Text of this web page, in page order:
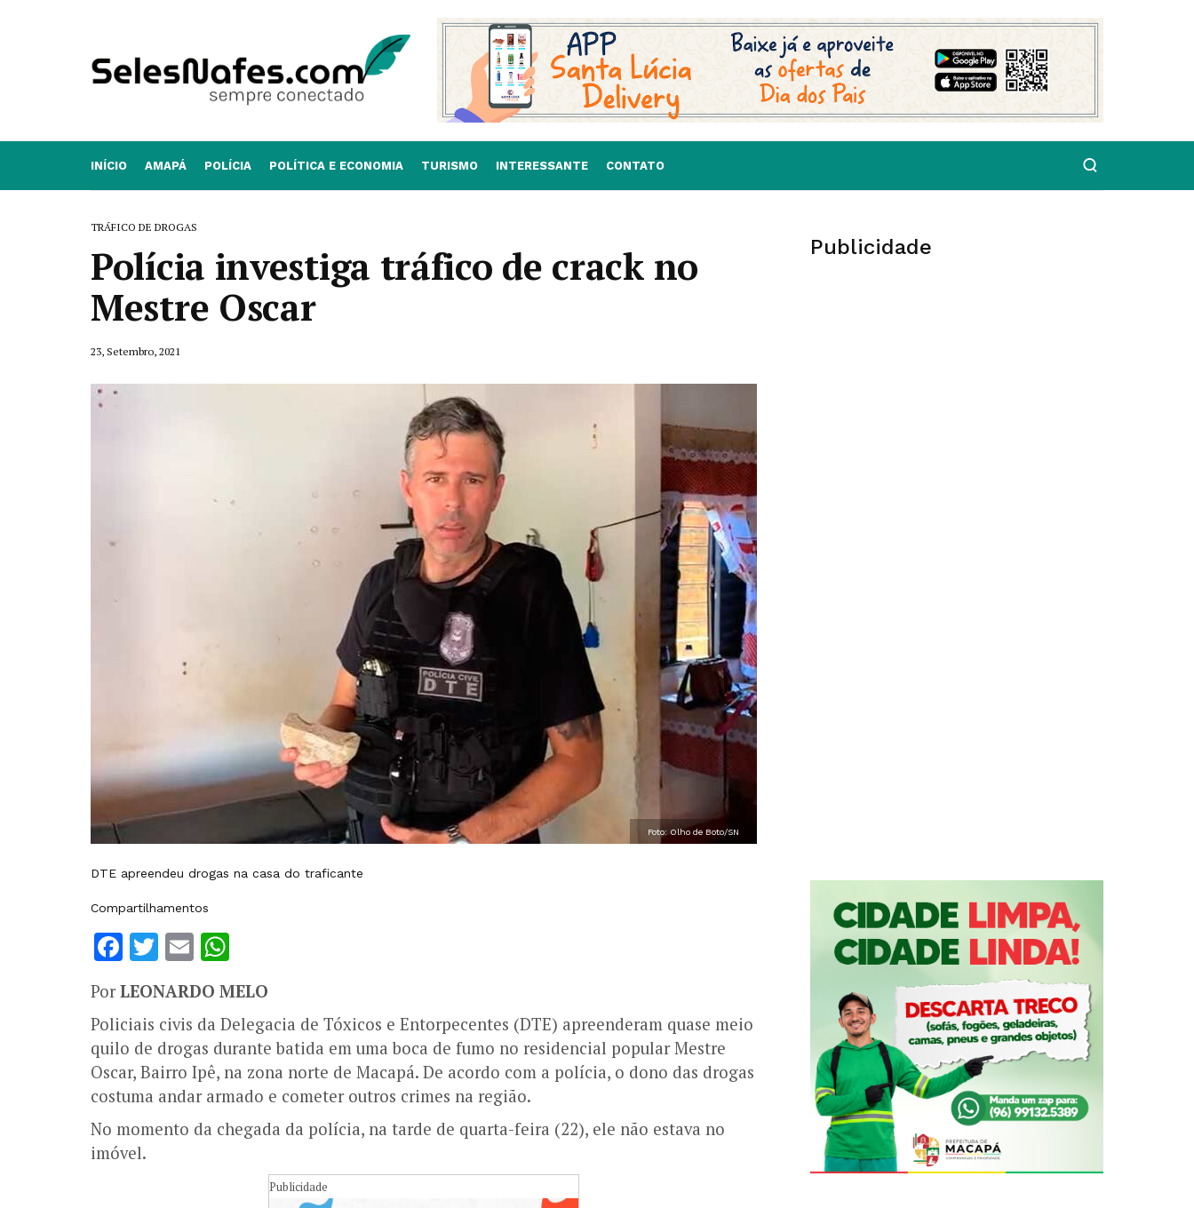
INÍCIO AMAPÁ POLÍCIA POLÍTICA E ECONOMIA TURISMO INTERESSANTE CONTATO
TRÁFICO DE DROGAS
Polícia investiga tráfico de crack no
Mestre Oscar
23, Setembro, 2021
Foto: Olho de Boto/SN
DTE apreendeu drogas na casa do traficante
Compartilhamentos
Facebook
Twitter
Email
PorLEONARDO MELO
Policiais civis da Delegacia de Tóxicos e Entorpecentes (DTE) apreenderam quase meio
quilo de drogas durante batida em uma boca de fumo no residencial popular Mestre
Oscar, Bairro Ipê, na zona norte de Macapá. De acordo com a polícia, o dono das drogas
costuma andar armado e cometer outros crimes na região.
No momento da chegada da polícia, na tarde de quarta-feira (22), ele não estava no
imóvel.
Publicidade
Publicidade